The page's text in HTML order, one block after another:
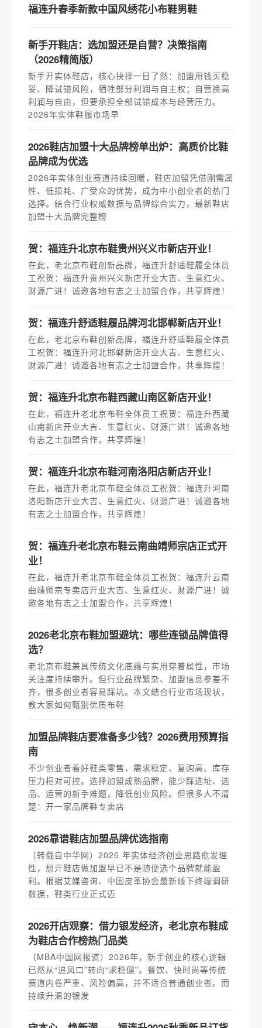
福连升春季新款中国风绣花小布鞋男鞋
新手开鞋店：选加盟还是自营？决策指南
（2026精简版）
新手开实体鞋店，核心抉择一目了然：加盟用钱买稳
妥、降试错风险，牺牲部分利润与自主权；自营换高
利润与自由，但要承担全部试错成本与经营压力。
2026年实体鞋履市场早
2026鞋店加盟十大品牌榜单出炉：高质价比鞋
品牌成为优选
2026年实体创业赛道持续回暖，鞋店加盟凭借刚需属
性、低损耗、广受众的优势，成为中小创业者的热门
选择。结合行业权威数据与品牌综合实力，最新鞋店
加盟十大品牌完整榜
贺：福连升北京布鞋贵州兴义市新店开业！
在此，老北京布鞋创新品牌，福连升舒适鞋履全体员
工祝贺：福连升贵州兴义新店开业大吉、生意红火、
财源广进！诚邀各地有志之士加盟合作，共享辉煌！
贺：福连升舒适鞋履品牌河北邯郸新店开业！
在此，老北京布鞋创新品牌，福连升舒适鞋履全体员
工祝贺：福连升河北邯郸新店开业大吉、生意红火、
财源广进！诚邀各地有志之士加盟合作，共享辉煌！
贺：福连升北京布鞋西藏山南区新店开业！
在此，福连升老北京布鞋全体员工祝贺：福连升西藏
山南新店开业大吉、生意红火、财源广进！诚邀各地
有志之士加盟合作，共享辉煌！
贺：福连升北京布鞋河南洛阳店新店开业！
在此，福连升老北京布鞋全体员工祝贺：福连升河南
洛阳新店开业大吉、生意红火、财源广进！诚邀各地
有志之士加盟合作，共享辉煌！
贺：福连升老北京布鞋云南曲靖师宗店正式开
业！
在此，福连升老北京布鞋全体员工祝贺：福连升云南
曲靖师宗专卖店开业大吉、生意红火、财源广进！诚
邀各地有志之士加盟合作，共享辉煌！
2026老北京布鞋加盟避坑：哪些连锁品牌值得
选？
老北京布鞋兼具传统文化底蕴与实用穿着属性，市场
关注度持续攀升。但行业品牌繁杂、加盟信息参差不
齐，很多创业者容易踩坑。本文结合行业市场现状，
教大家如何甄别优质布鞋
加盟品牌鞋店要准备多少钱？2026费用预算指
南
不少创业者看好鞋类零售，需求稳定、复购高、库存
压力相对可控。选择加盟成熟品牌，能少踩选址、选
品、运营的新手难题，降低创业风险。但很多人不清
楚：开一家品牌鞋专卖店
2026靠谱鞋店加盟品牌优选指南
（转载自中华网）2026 年实体经济创业思路愈发理
性，想开鞋店做加盟早已不是随便选个品牌就能盈
利。根据艾媒咨询、中国皮革协会最新线下终端调研
数据，鞋类行业正式迈
2026开店观察：借力银发经济，老北京布鞋成
为鞋店合作榜热门品类
（MBA中国网报道）2026年，新手创业的核心逻辑
已然从“追风口”转向“求稳健”。餐饮、快时尚等传统
赛道内卷严重、风险偏高，并不适合普通创业者。而
持续升温的银发